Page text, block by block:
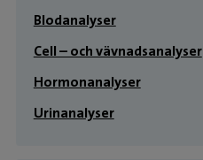
Blodanalyser
Cell – och vävnadsanalyser
Hormonanalyser
Urinanalyser